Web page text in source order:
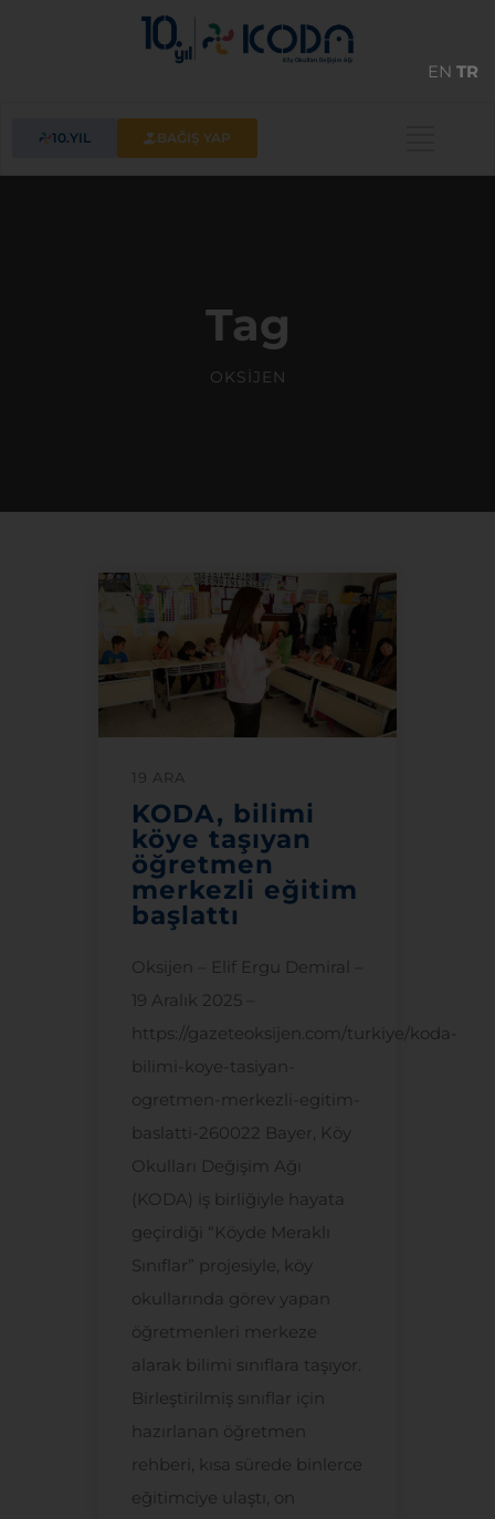
10.YIL BAĞIŞ YAP
Tag
OKSIJEN
19 ARA
KODA, bilimi
köye taşıyan
öğretmen
merkezli eğitim
başlattı
Oksijen – Elif Ergu Demiral –
19 Aralık 2025 –
https://gazeteoksijen.com/turkiye/koda-
bilimi-koye-tasiyan-
ogretmen-merkezli-egitim-
baslatti-260022 Bayer, Köy
Okulları Değişim Ağı
(KODA) iş birliğiyle hayata
geçirdiği “Köyde Meraklı
Sınıflar” projesiyle, köy
okullarında görev yapan
öğretmenleri merkeze
alarak bilimi sınıflara taşıyor.
Birleştirilmiş sınıflar için
hazırlanan öğretmen
rehberi, kısa sürede binlerce
eğitimciye ulaştı, on
EN TR